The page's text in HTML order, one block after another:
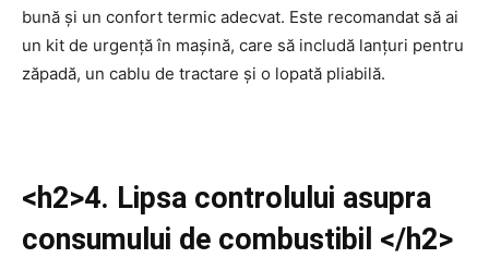
bună și un confort termic adecvat. Este recomandat să ai
un kit de urgență în mașină, care să includă lanțuri pentru
zăpadă, un cablu de tractare și o lopată pliabilă.
<h2>4. Lipsa controlului asupra
consumului de combustibil </h2>